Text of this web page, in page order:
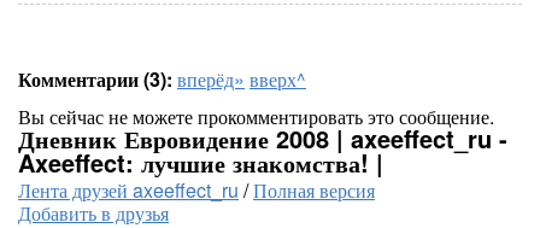
Комментарии (3): вперёд» вверх^
Вы сейчас не можете прокомментировать это сообщение.
Дневник Евровидение 2008 | axeeffect_ru -
Axeeffect: лучшие знакомства! |
Лента друзей axeeffect_ru /Полная версия
Добавить в друзья